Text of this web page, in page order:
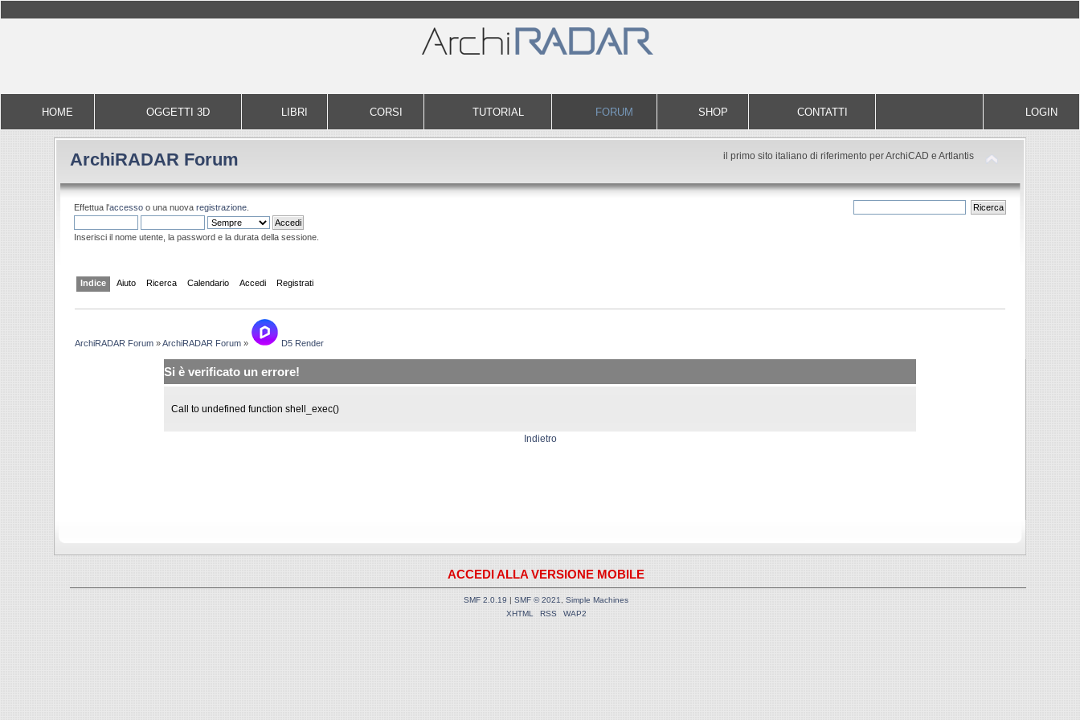
HOME OGGETTI 3D LIBRI CORSI TUTORIAL FORUM SHOP CONTATTI LOGIN
ArchiRADAR Forum il primo sito italiano di riferimento per ArchiCAD e Artlantis
Effettua l'accesso o una nuovaregistrazione.
Inserisci il nome utente, la password e la durata della sessione.
Indice Aiuto Ricerca Calendario Accedi Registrati
ArchiRADAR Forum »ArchiRADAR Forum » D5 Render
Si è verificato un errore!
Call to undefined function shell_exec()
Indietro
ACCEDI ALLA VERSIONE MOBILE
SMF 2.0.19 | SMF © 2021
Simple Machines
XHTML
RSS WAP2